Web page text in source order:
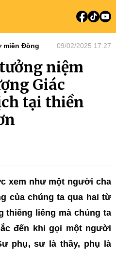
miền Đông 09/02/2025 17:27
niệm
Giác
tại thiền
xem như một người cha
của chúng ta qua hai từ
thiêng liêng mà chúng ta
đến khi gọi một người
phụ, sư là thầy, phụ là